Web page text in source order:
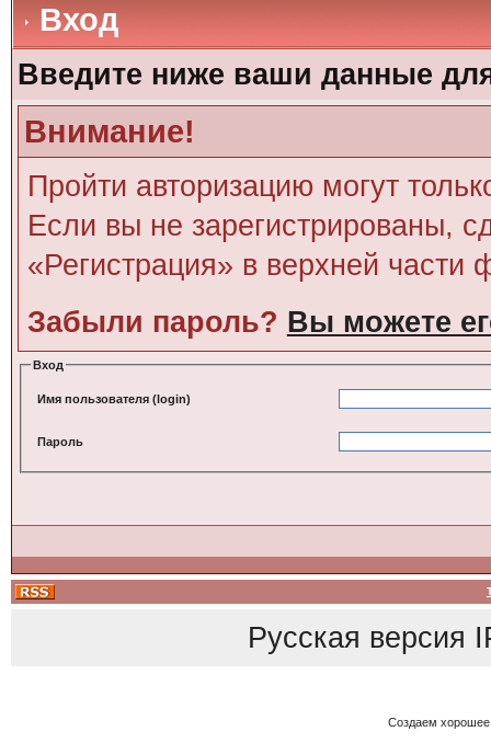
Вход
Введите ниже ваши данные
Внимание!
Пройти авторизацию могут
Если вы не зарегистрированы,
«Регистрация» в верхней части
Забыли пароль? Вы можете
Вход
Имя пользователя (login)
Пароль
Русская версия
Создаем